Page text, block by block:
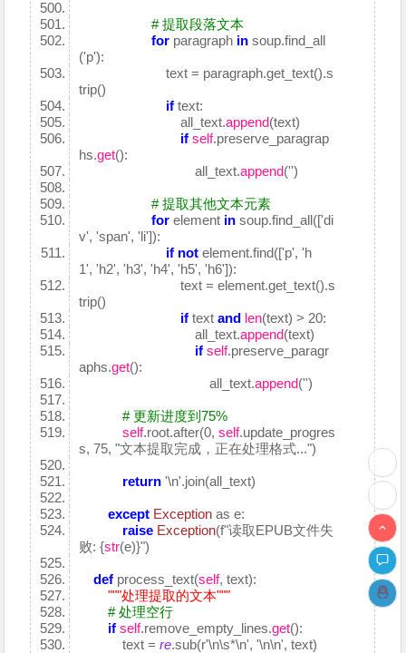
# 提取段落文本
for paragraph in soup.find_all
('p'):
text = paragraph.get_text().s
trip()
if text:
all_text.append(text)
if self.preserve_paragrap
hs.get():
all_text.append('')
# 提取其他文本元素
for element in soup.find_all(['di
v', 'span', 'li']):
if not element.find(['p', 'h
1', 'h2', 'h3', 'h4', 'h5', 'h6']):
text = element.get_text().s
trip()
if textand len(text) > 20:
all_text.append(text)
if self.preserve_paragr
aphs.get():
all_text.append('')
# 更新进度到75%
self.root.after(0,self.update_progres
s, 75, "文本提取完成，正在处理格式...")
return '\n'.join(all_text)
except Exception as e:
raise Exception(f"读取EPUB文件失
败: {str(e)}")
def process_text(self, text):
"""处理提取的文本"""
# 处理空行
if self.remove_empty_lines.get():
text =re.sub(r'\n\s*\n', '\n\n', text)